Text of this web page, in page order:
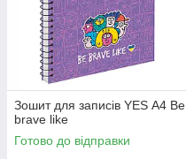
Зошит для записів YES А4 Be
brave like
Готово до відправки